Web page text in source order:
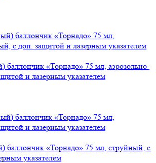
баллончик «Торнадо» 75 мл, аэрозольно-
и лазерным указателем
баллончик «Торнадо» 75 мл, струйный, с
указателем